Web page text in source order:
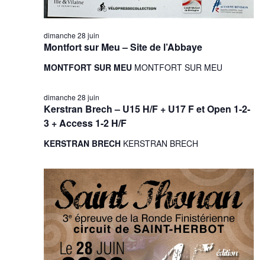
Montfort sur Meu – Site de l’Abbaye
dimanche 28 juin
MONTFORT SUR MEU MONTFORT SUR MEU
Kerstran Brech – U15 H/F + U17 F et Open 1-2-
3 + Access 1-2 H/F
dimanche 28 juin
KERSTRAN BRECH KERSTRAN BRECH